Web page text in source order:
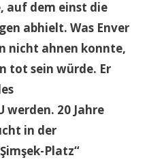
auf dem einst die
abhielt. Was Enver
nicht ahnen konnte,
tot sein würde. Er
werden. 20 Jahre
in der
Platz“